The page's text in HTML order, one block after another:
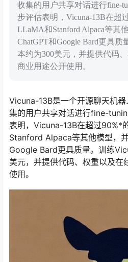
收集的用户共享对话进行fine-
步评估表明，Vicuna-13B在超
LLaMA和Stanford Alpaca等其
ChatGPT和Google Bard更具质
本约为300美元，并提供代码
商业用途公开使用。
Vicuna-13B是一个开源聊天机
集的用户共享对话进行fine-
表明，Vicuna-13B在超过90%*
Stanford Alpaca等其他模型，
Google Bard更具质量。训练
美元，并提供代码、权重以及在
使用。